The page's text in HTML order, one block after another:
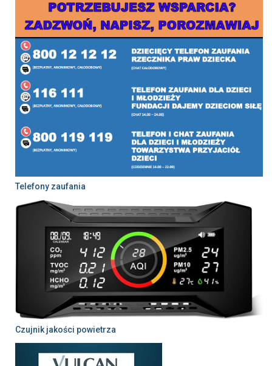
Telefony zaufania
Czujnik jakości powietrza